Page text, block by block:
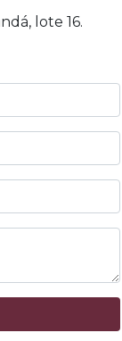
lote 16.